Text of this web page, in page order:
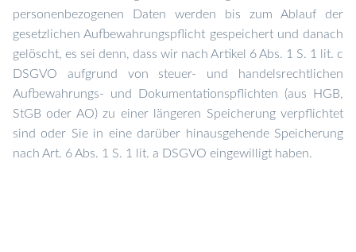
personenbezogenen Daten werden bis zum Ablauf der
gesetzlichen Aufbewahrungspflicht gespeichert und danach
gelöscht, es sei denn, dass wir nach Artikel 6 Abs. 1 S. 1 lit. c
DSGVO aufgrund von steuer- und handelsrechtlichen
Aufbewahrungs- und Dokumentationspflichten (aus HGB,
StGB oder AO) zu einer längeren Speicherung verpflichtet
sind oder Sie in eine darüber hinausgehende Speicherung
nach Art. 6 Abs. 1 S. 1 lit. a DSGVO eingewilligt haben.